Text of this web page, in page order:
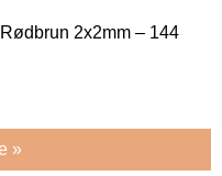
2x2mm – 144
»